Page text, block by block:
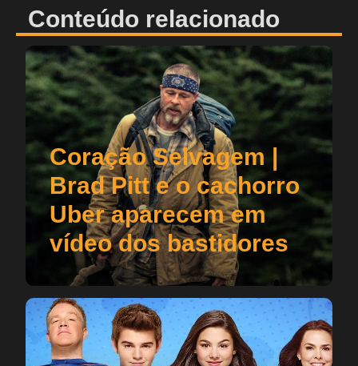
Conteúdo relacionado
Coração Selvagem |
Brad Pitt e o cachorro
Uber aparecem em
vídeo dos bastidores